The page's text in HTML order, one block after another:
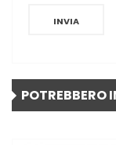
INVIA
POTREBBERO